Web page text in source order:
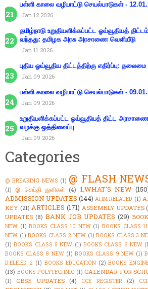
பள்ளி காலை வழிபாட்டு செயல்பாடுகள் -
Jan 12 2026
தமிழ்நாடு உறுதியளிக்கப்பட்ட ஓய்வூதியத்
வந்தது: தமிழக அரசு அரசாணை வெளியீடு
Jan 11 2026
புதிய ஓய்வூதிய திட்டத்திற்கு எதிர்ப்பு:
Jan 09 2026
பள்ளி காலை வழிபாட்டு செயல்பாடுகள் -
Jan 09 2026
உறுதியளிக்கப்பட்ட ஓய்வூதியத் திட்ட
வழக்கு ஒத்திவைப்பு
Jan 09 2026
Categories
@ BREAKING NEWS (1) @ FLASH
(1) @ செய்தி துளிகள் (4) 1.WHAT'S NEW
ADMISSION UPDATES (144) AHM RELATED (1)
KEY (21) ARTICLES (171) ASSEMBLY UPDATES
UPDATES (8) BANK JOB UPDATES (29)
NEW (1) BOOKS CLASS 10 NEW (1) BOOKS CLASS
NEW (1) BOOKS CLASS 2 NEW (1) BOOKS CLASS 3
(1) BOOKS CLASS 5 NEW (1) BOOKS CLASS 6 NEW
BOOKS CLASS 8 NEW (1) BOOKS CLASS 9 NEW (1)
D.ELE.ED 2 (1) BOOKS EDUCATION (2) BOOKS
(13) BOOKS POLYTECHNIC (1) CALENDAR FOR
(1)
CBSE UPDATES (4) CCE REGISTER (2)